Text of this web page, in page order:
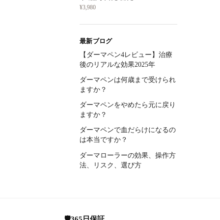
¥3,980
最新ブログ
【ダーマペン4レビュー】治療
後のリアルな効果2025年
ダーマペンは何歳まで受けられ
ますか？
ダーマペンをやめたら元に戻り
ますか？
ダーマペンで血だらけになるの
は本当ですか？
ダーマローラーの効果、操作方
法、リスク、選び方